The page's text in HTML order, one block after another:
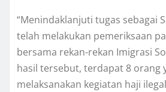
“Menindaklanjuti tugas sebagai
telah melakukan pemeriksaan
bersama rekan-rekan Imigrasi
hasil tersebut, terdapat 8 orang
melaksanakan kegiatan haji